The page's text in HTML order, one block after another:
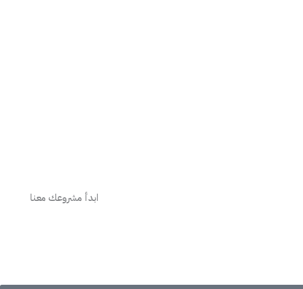
ابدأ مشروعك معنا